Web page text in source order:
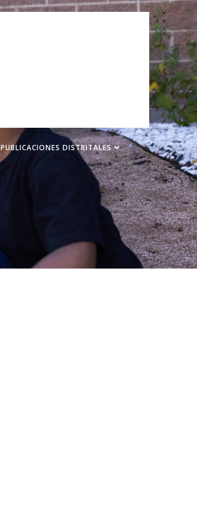
PUBLICACIONES DISTRITALES